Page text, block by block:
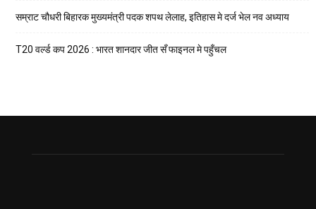
सम्राट चौधरी बिहारक मुख्यमंत्री पदक शपथ लेलाह, इतिहास मे दर्ज भेल नव अध्याय
T20 वर्ल्ड कप 2026 : भारत शानदार जीत सँ फाइनल मे पहुँचल